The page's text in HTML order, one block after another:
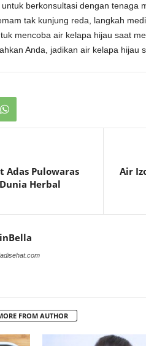
berkonsultasi dengan tenaga
tak kunjung reda, langkah
mencoba air kelapa hijau saat
Anda, jadikan air kelapa hijau
Adas Pulowaras
Herbal
Air
FROM AUTHOR